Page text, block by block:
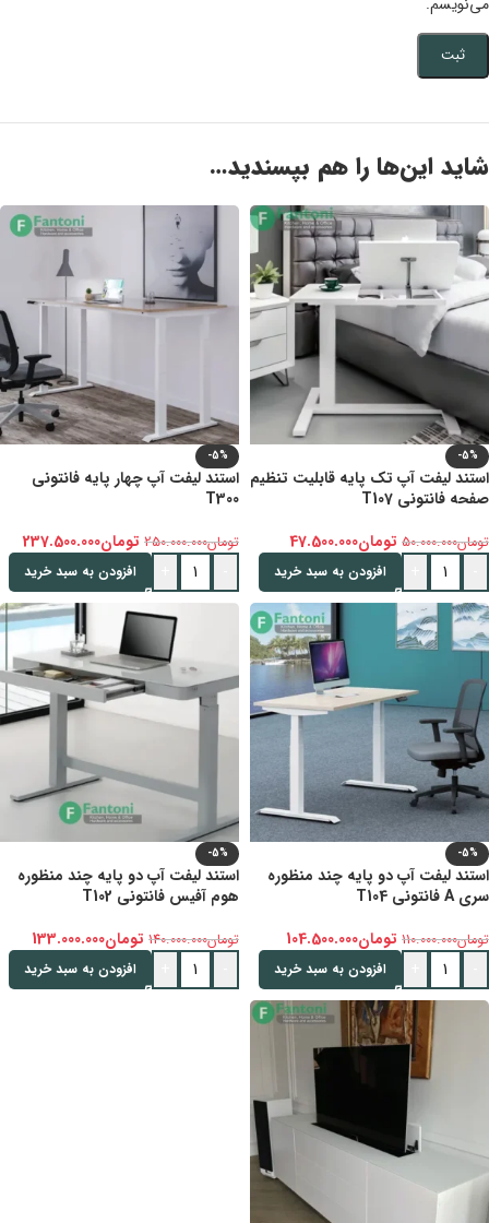
شاید این‌ها را هم بپسندید…
-5%
استند لیفت آپ تک پایه قابلیت تنظیم
صفحه فانتونی T107
تومان50.000.000 تومان47.500.000
افزودن به سبد خرید
-5%
استند لیفت آپ چهار پایه فانتونی
T300
تومان250.000.000 تومان237.500.000
افزودن به سبد خرید
-5%
استند لیفت آپ دو پایه چند منظوره
سری A فانتونی T104
تومان110.000.000 تومان104.500.000
افزودن به سبد خرید
-5%
استند لیفت آپ دو پایه چند منظوره
هوم آفیس فانتونی T102
تومان140.000.000 تومان133.000.000
افزودن به سبد خرید